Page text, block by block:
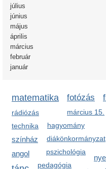
július
június
május
április
március
február
január
matematika fotózás
március 15.
rádiózás
hagyomány
technika
diákönkormányzat
színház
pszichológia
angol
pedagógia